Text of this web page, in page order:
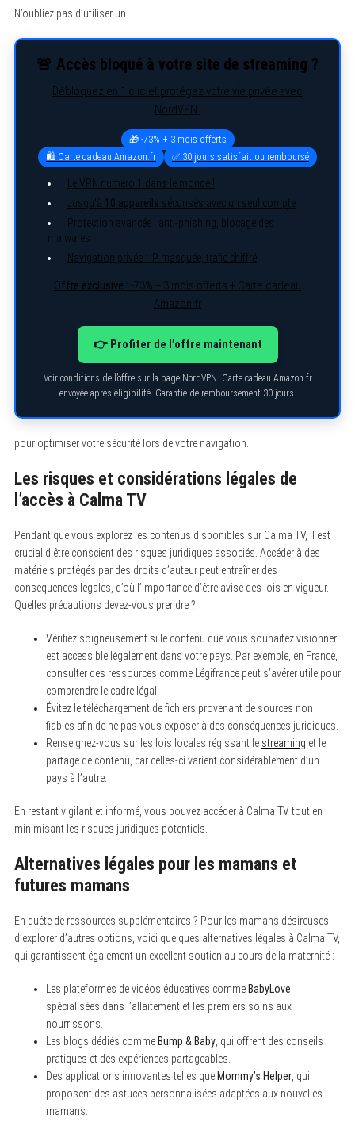
N’oubliez pas d’utiliser un
🚨 Accès bloqué à votre site de streaming ?
Débloquez en 1 clic et protégez votre vie privée avec
NordVPN.
🎁 -73% + 3 mois offerts
🛍️ Carte cadeau Amazon.fr
✅ 30 jours satisfait ou remboursé
Le VPN numéro 1 dans le monde !
Jusqu’à 10 appareils sécurisés avec un seul compte
Protection avancée : anti-phishing, blocage des
malwares
Navigation privée : IP masquée, trafic chiffré
Offre exclusive : -73% + 3 mois offerts + Carte cadeau
Amazon.fr
👉 Profiter de l’offre maintenant
Voir conditions de l’offre sur la page NordVPN. Carte cadeau Amazon.fr
envoyée après éligibilité. Garantie de remboursement 30 jours.
pour optimiser votre sécurité lors de votre navigation.
Les risques et considérations légales de
l’accès à Calma TV
Pendant que vous explorez les contenus disponibles sur Calma TV, il est
crucial d’être conscient des risques juridiques associés. Accéder à des
matériels protégés par des droits d’auteur peut entraîner des
conséquences légales, d’où l’importance d’être avisé des lois en vigueur.
Quelles précautions devez-vous prendre ?
Vérifiez soigneusement si le contenu que vous souhaitez visionner
est accessible légalement dans votre pays. Par exemple, en France,
consulter des ressources comme Légifrance peut s’avérer utile pour
comprendre le cadre légal.
Évitez le téléchargement de fichiers provenant de sources non
fiables afin de ne pas vous exposer à des conséquences juridiques.
Renseignez-vous sur les lois locales régissant le streaming et le
partage de contenu, car celles-ci varient considérablement d’un
pays à l’autre.
En restant vigilant et informé, vous pouvez accéder à Calma TV tout en
minimisant les risques juridiques potentiels.
Alternatives légales pour les mamans et
futures mamans
En quête de ressources supplémentaires ? Pour les mamans désireuses
d’explorer d’autres options, voici quelques alternatives légales à Calma TV,
qui garantissent également un excellent soutien au cours de la maternité :
Les plateformes de vidéos éducatives comme BabyLove
spécialisées dans l’allaitement et les premiers soins aux
nourrissons.
Les blogs dédiés comme Bump & Baby, qui offrent des conseils
pratiques et des expériences partageables.
Des applications innovantes telles que Mommy’s Helper, qui
proposent des astuces personnalisées adaptées aux nouvelles
mamans.
S
a
c
h
r
: